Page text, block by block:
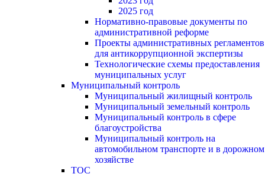
2025 год
Нормативно-правовые документы по
административной реформе
Проекты административных регламентов
для антикоррупционной экспертизы
Технологические схемы предоставления
муниципальных услуг
Муниципальный контроль
Муниципальный жилищный контроль
Муниципальный земельный контроль
Муниципальный контроль в сфере
благоустройства
Муниципальный контроль на
автомобильном транспорте и в дорожном
хозяйстве
ТОС